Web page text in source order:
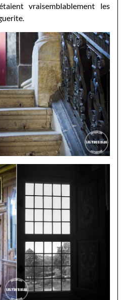
vraisemblablement les